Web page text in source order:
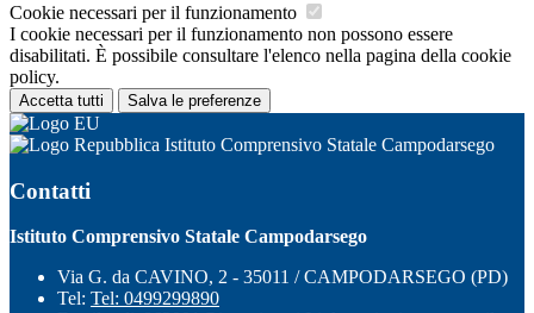
Cookie necessari per il funzionamento
I cookie necessari per il funzionamento non possono essere
disabilitati. È possibile consultare l'elenco nella pagina della cookie
policy.
Accetta tutti Salva le preferenze
Istituto Comprensivo Statale Campodarsego
Contatti
Istituto Comprensivo Statale Campodarsego
Via G. da CAVINO, 2 - 35011 / CAMPODARSEGO (PD)
Tel: Tel: 0499299890